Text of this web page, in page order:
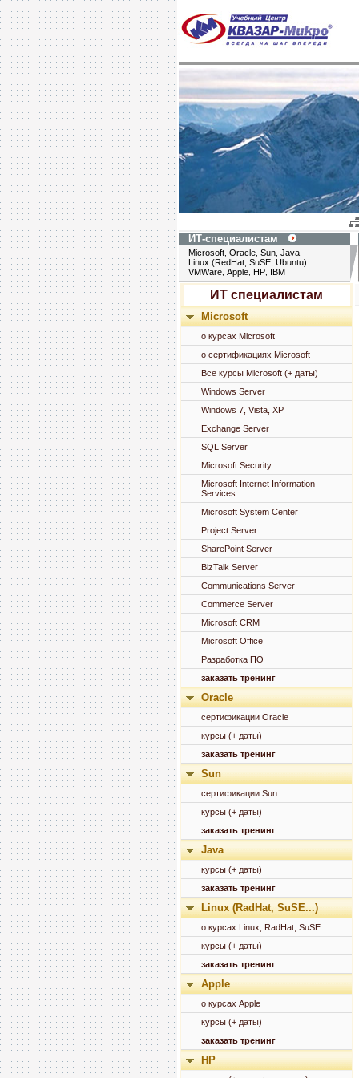
ИТ-специалистам
Microsoft Oracle Sun Java
Linux (RedHat, SuSE, Ubuntu)
VMWare Apple HP IBM
ИТ специалистам
Microsoft
о курсах Microsoft
о сертификациях Microsoft
Все курсы Microsoft (+ даты)
Windows Server
Windows 7, Vista, XP
Exchange Server
SQL Server
Microsoft Security
Microsoft Internet Information
Services
Microsoft System Center
Project Server
SharePoint Server
BizTalk Server
Communications Server
Commerce Server
Microsoft CRM
Microsoft Office
Разработка ПО
заказать тренинг
Oracle
сертификации Oracle
курсы (+ даты)
заказать тренинг
Sun
сертификации Sun
курсы (+ даты)
заказать тренинг
Java
курсы (+ даты)
заказать тренинг
Linux (RadHat, SuSE...)
о курсах Linux, RadHat, SuSE
курсы (+ даты)
заказать тренинг
Apple
о курсах Apple
курсы (+ даты)
заказать тренинг
HP